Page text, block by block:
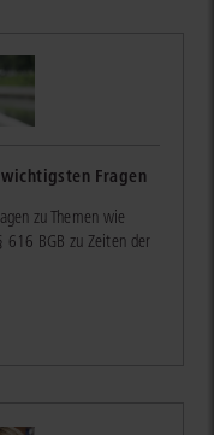
Fragen
zu Themen wie
BGB zu Zeiten der